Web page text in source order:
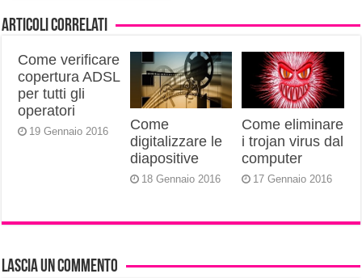
Articoli correlati
Come verificare
copertura ADSL
per tutti gli
operatori
19 Gennaio 2016
Come
digitalizzare le
diapositive
18 Gennaio 2016
Come eliminare
i trojan virus dal
computer
17 Gennaio 2016
Lascia un commento